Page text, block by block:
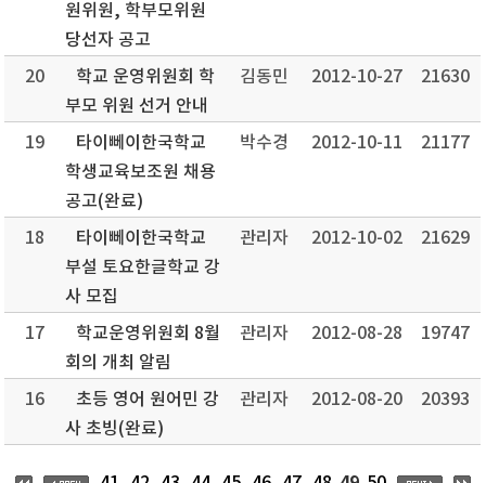
원위원, 학부모위원
당선자 공고
20
학교 운영위원회 학
부모 위원 선거 안내
김동민 2012-10-27 21630
19
타이뻬이한국학교
학생교육보조원 채용
공고(완료)
박수경 2012-10-11 21177
18
타이뻬이한국학교
부설 토요한글학교 강
사 모집
관리자 2012-10-02 21629
17
학교운영위원회 8월
회의 개최 알림
관리자 2012-08-28 19747
16
초등 영어 원어민 강
사 초빙(완료)
관리자 2012-08-20 20393